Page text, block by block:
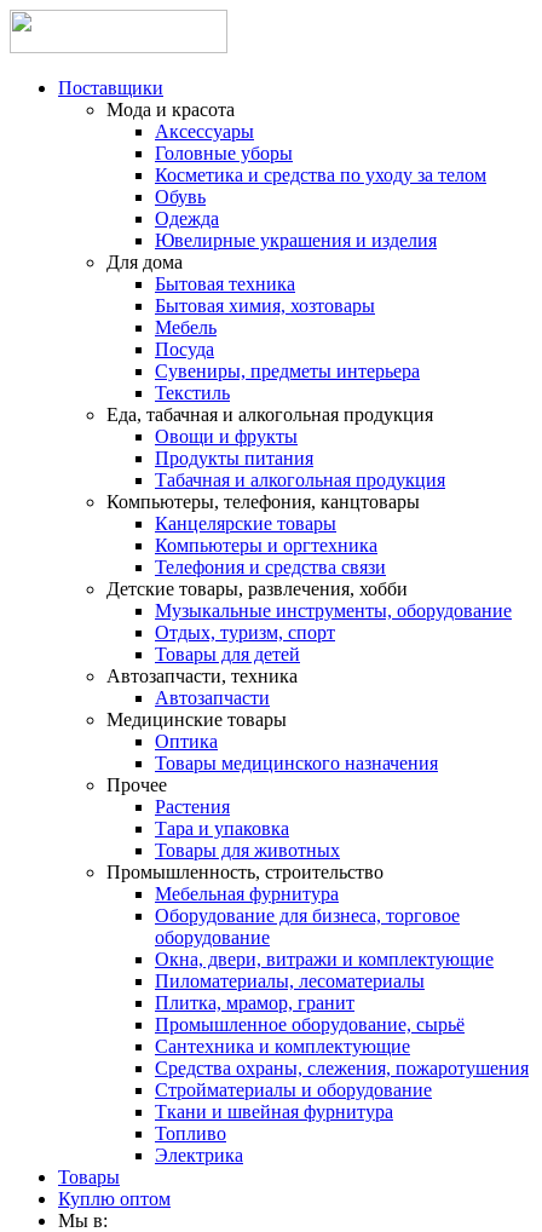
Поставщики
Мода и красота
Аксессуары
Головные уборы
Косметика и средства по уходу за телом
Обувь
Одежда
Ювелирные украшения и изделия
Для дома
Бытовая техника
Бытовая химия, хозтовары
Мебель
Посуда
Сувениры, предметы интерьера
Текстиль
Еда, табачная и алкогольная продукция
Овощи и фрукты
Продукты питания
Табачная и алкогольная продукция
Компьютеры, телефония, канцтовары
Канцелярские товары
Компьютеры и оргтехника
Телефония и средства связи
Детские товары, развлечения, хобби
Музыкальные инструменты, оборудование
Отдых, туризм, спорт
Товары для детей
Автозапчасти, техника
Автозапчасти
Медицинские товары
Оптика
Товары медицинского назначения
Прочее
Растения
Тара и упаковка
Товары для животных
Промышленность, строительство
Мебельная фурнитура
Оборудование для бизнеса, торговое
оборудование
Окна, двери, витражи и комплектующие
Пиломатериалы, лесоматериалы
Плитка, мрамор, гранит
Промышленное оборудование, сырьё
Сантехника и комплектующие
Средства охраны, слежения, пожаротушения
Стройматериалы и оборудование
Ткани и швейная фурнитура
Топливо
Электрика
Товары
Куплю оптом
Мы в: